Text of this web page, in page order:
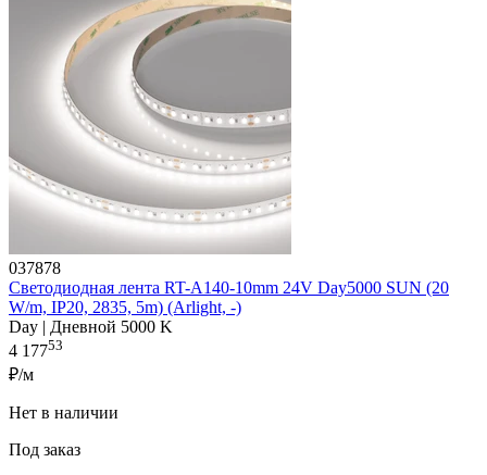
037878
Светодиодная лента RT-A140-10mm 24V Day5000 SUN (20
W/m, IP20, 2835, 5m) (Arlight, -)
Day | Дневной 5000 K
4 17753
₽/м
Нет в наличии
Под заказ